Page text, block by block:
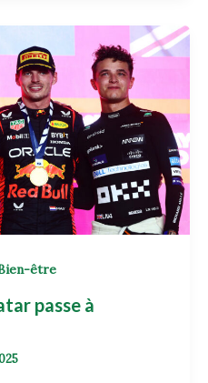
être
passe à